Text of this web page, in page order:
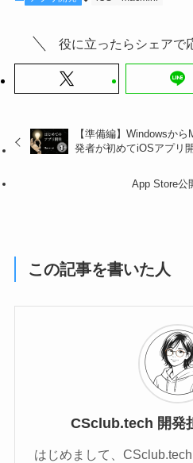
役に立ったらシェアで
【準備編】Windowsか
発者が初めてiOSアプリ
App Store公
この記事を書いた人
CSclub.tech 開発
はじめまして、